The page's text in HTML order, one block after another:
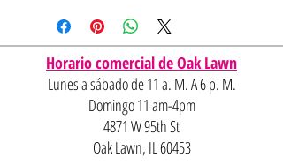
for IL and IN. State to state
shipping may be an additional cost.
Horario comercial de Oak Lawn
Lunes a sábado de 11 a. M. A 6 p. M.
Domingo 11 am-4pm
4871 W 95th St
Oak Lawn, IL 60453